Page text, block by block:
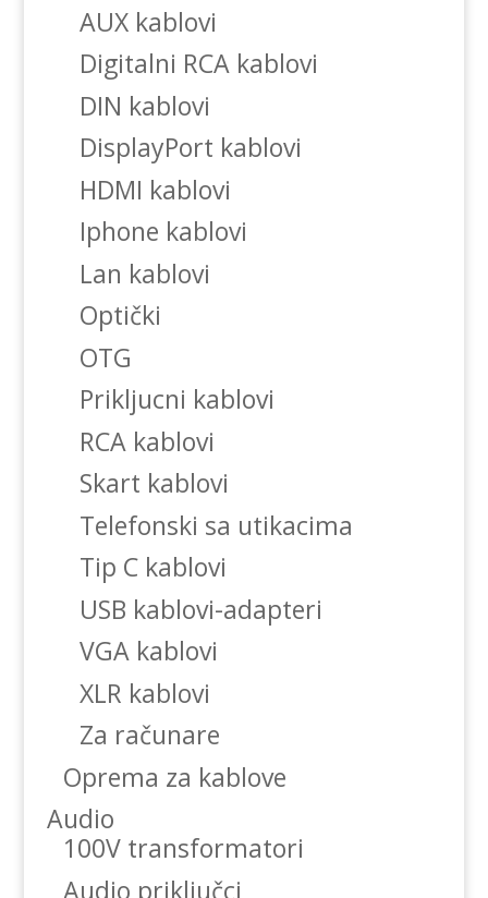
AUX kablovi
Digitalni RCA kablovi
DIN kablovi
DisplayPort kablovi
HDMI kablovi
Iphone kablovi
Lan kablovi
Optički
OTG
Prikljucni kablovi
RCA kablovi
Skart kablovi
Telefonski sa utikacima
Tip C kablovi
USB kablovi-adapteri
VGA kablovi
XLR kablovi
Za računare
Oprema za kablove
Audio
100V transformatori
Audio priključci